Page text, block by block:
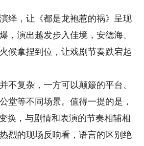
，让《都是龙袍惹的祸》呈现
，演出越发步入佳境，安德海、
候拿捏到位，让戏剧节奏跌宕起
复杂，一方可以颠簸的平台、
堂等不同场景。值得一提的是，
换，与剧情和表演的节奏相辅相
烈的现场反响看，语言的区别绝